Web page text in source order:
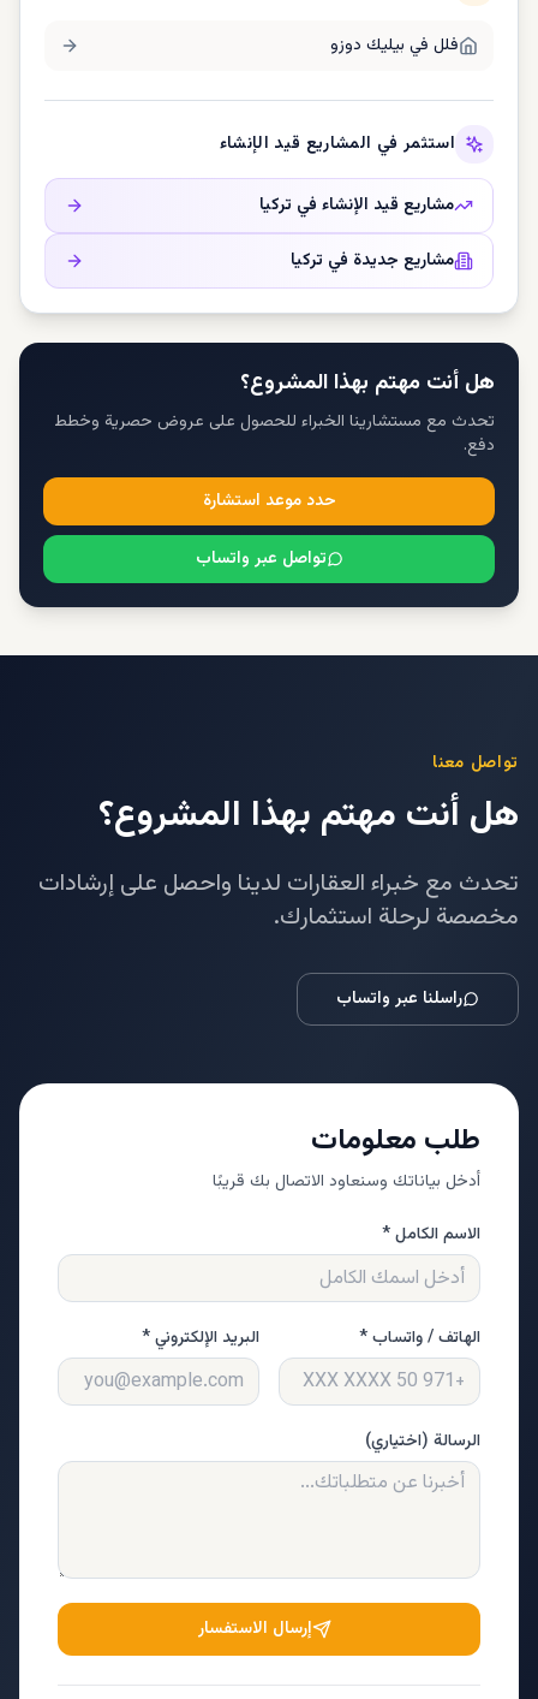
فلل في بيليك دوزو
استثمر في المشاريع قيد الإنشاء
مشاريع قيد الإنشاء في تركيا
مشاريع جديدة في تركيا
هل أنت مهتم بهذا المشروع؟
تحدث مع مستشارينا الخبراء للحصول على عروض حصرية وخطط
دفع.
حدد موعد استشارة
تواصل عبر واتساب
تواصل معنا
هل أنت مهتم بهذا المشروع؟
تحدث مع خبراء العقارات لدينا واحصل على إرشادات
مخصصة لرحلة استثمارك.
راسلنا عبر واتساب
طلب معلومات
أدخل بياناتك وسنعاود الاتصال بك قريبًا
الاسم الكامل *
الهاتف / واتساب * البريد الإلكتروني *
الرسالة (اختياري)
إرسال الاستفسار